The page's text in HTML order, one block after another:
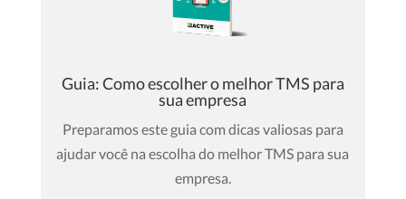
Guia: Como escolher o melhor TMS para
sua empresa
Preparamos este guia com dicas valiosas para
ajudar você na escolha do melhor TMS para sua
empresa.